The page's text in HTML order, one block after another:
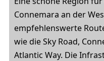
Connemara an der
empfehlenswerte
wie die Sky Road,
Atlantic Way. Die